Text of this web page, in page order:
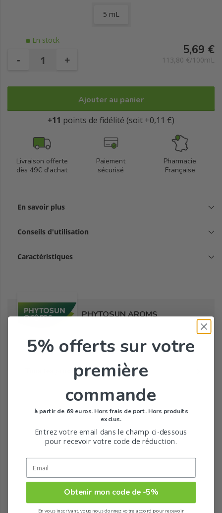
Spécificité biochimique : patchouli, guaiènes, patchoulènes.
Cosmos Organic certifié par Ecocert Greenlife selon le
référentiel Ecocert.
100% du total des ingrédients sont issus de l'Agriculture
Usage externe exclusivement.
5 mL
En stock
- +
5,69 €
113,80 €/100mL
Ajouter au panier
+11 points de fidélité (soit +0,11 €)
Livraison offerte
dès 49€ d'achat
Paiement
sécurisé
Pharmacie
Française
En savoir plus
Conseils d'utilisation
Caractéristiques
PHYTOSUN AROMS
Tous les produits de la marque
5% offerts sur votre
première
commande
à partir de 69 euros. Hors frais de port. Hors produits
exclus.
Entrez votre email dans le champ ci-dessous
pour recevoir votre code de réduction.
Obtenir mon code de -5%
En vous inscrivant, vous nous donnez votre accord pour recevoir